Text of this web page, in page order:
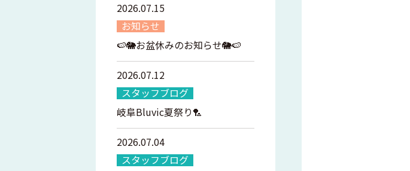
2026.07.15
お知らせ
🍉🐘お盆休みのお知らせ🐘🍉
2026.07.12
スタッフブログ
岐阜Bluvic夏祭り🏸
2026.07.04
スタッフブログ